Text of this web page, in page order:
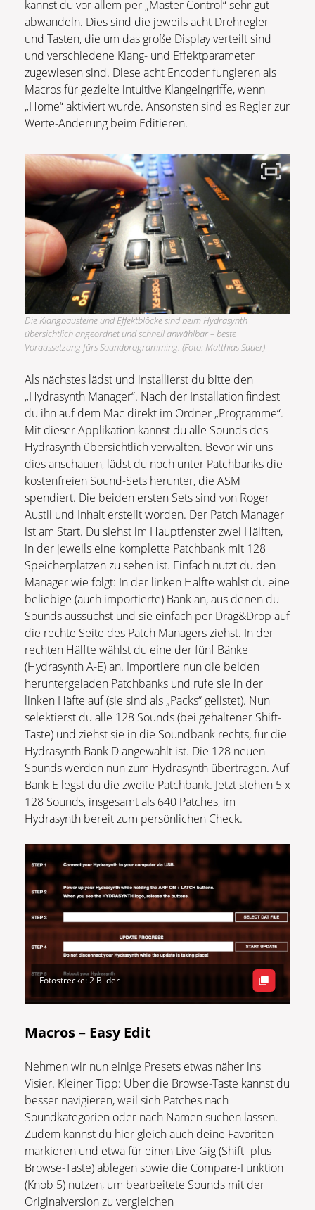
kannst du vor allem per „Master Control“ sehr gut
abwandeln. Dies sind die jeweils acht Drehregler
und Tasten, die um das große Display verteilt sind
und verschiedene Klang- und Effektparameter
zugewiesen sind. Diese acht Encoder fungieren als
Macros für gezielte intuitive Klangeingriffe, wenn
„Home“ aktiviert wurde. Ansonsten sind es Regler zur
Werte-Änderung beim Editieren.
Die Klangbausteine und Effektblöcke sind beim Hydrasynth
übersichtlich angeordnet und schnell anwählbar – beste
Voraussetzung fürs Soundprogramming. (Foto: Matthias Sauer)
Als nächstes lädst und installierst du bitte den
„Hydrasynth Manager“. Nach der Installation findest
du ihn auf dem Mac direkt im Ordner „Programme“.
Mit dieser Applikation kannst du alle Sounds des
Hydrasynth übersichtlich verwalten. Bevor wir uns
dies anschauen, lädst du noch unter Patchbanks die
kostenfreien Sound-Sets herunter, die ASM
spendiert. Die beiden ersten Sets sind von Roger
Austli und Inhalt erstellt worden. Der Patch Manager
ist am Start. Du siehst im Hauptfenster zwei Hälften,
in der jeweils eine komplette Patchbank mit 128
Speicherplätzen zu sehen ist. Einfach nutzt du den
Manager wie folgt: In der linken Hälfte wählst du eine
beliebige (auch importierte) Bank an, aus denen du
Sounds aussuchst und sie einfach per Drag&Drop auf
die rechte Seite des Patch Managers ziehst. In der
rechten Hälfte wählst du eine der fünf Bänke
(Hydrasynth A-E) an. Importiere nun die beiden
heruntergeladen Patchbanks und rufe sie in der
linken Häfte auf (sie sind als „Packs“ gelistet). Nun
selektierst du alle 128 Sounds (bei gehaltener Shift-
Taste) und ziehst sie in die Soundbank rechts, für die
Hydrasynth Bank D angewählt ist. Die 128 neuen
Sounds werden nun zum Hydrasynth übertragen. Auf
Bank E legst du die zweite Patchbank. Jetzt stehen 5 x
128 Sounds, insgesamt als 640 Patches, im
Hydrasynth bereit zum persönlichen Check.
Fotostrecke: 2 Bilder
Macros – Easy Edit
Nehmen wir nun einige Presets etwas näher ins
Visier. Kleiner Tipp: Über die Browse-Taste kannst du
besser navigieren, weil sich Patches nach
Soundkategorien oder nach Namen suchen lassen.
Zudem kannst du hier gleich auch deine Favoriten
markieren und etwa für einen Live-Gig (Shift- plus
Browse-Taste) ablegen sowie die Compare-Funktion
(Knob 5) nutzen, um bearbeitete Sounds mit der
Originalversion zu vergleichen